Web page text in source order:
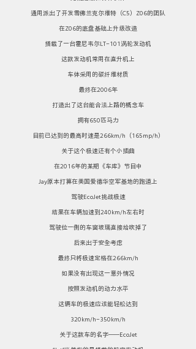
通用派出了开发雪佛兰克尔维特（C5）Z06的团队
在Z06的底盘基础上升级改造
搭载了一台霍尼韦尔LT-101涡轮发动机
这款发动机常用在直升机上
车体采用的碳纤维材质
最终在2006年
打造出了这台能合法上路的概念车
拥有650匹马力
目前已达到的最高时速是266km/h（165mp/h）
关于这个极速还有个小插曲
在2016年的某期《车库》节目中
Jay原本打算在美国爱德华空军基地的跑道上
驾驶EcoJet挑战极速
结果在车辆加速到240km/h左右时
驾驶位一侧的车窗玻璃直接给吹掉了
后来出于安全考虑
最终只将极速定格在266km/h
如果没有出现这一意外情况
按照发动机的动力水平
这辆车的极速应该能轻松达到
320km/h-350km/h
关于这款车的名字——EcoJet